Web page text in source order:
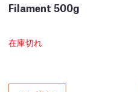
Filament 500g
在庫切れ